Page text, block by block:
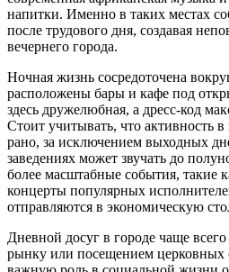
напитки. Именно в таких местах
после трудового дня, создавая
вечернего города.
Ночная жизнь сосредоточена
расположены бары и кафе под
здесь дружелюбная, а дресс-код
Стоит учитывать, что активность в
рано, за исключением выходных
заведениях может звучать до
более масштабные события, такие
концерты популярных
отправляются в экономическую
Дневной досуг в городе чаще
рынку или посещением церковных